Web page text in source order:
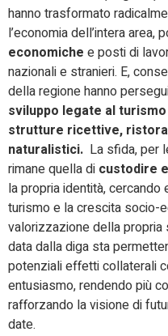
hanno trasformato
l’economia dell’intera area,
economiche e posti di
nazionali e stranieri. E,
della regione hanno
sviluppo legate al
strutture ricettive,
naturalistici. La sfida, per
rimane quella di custodire
la propria identità,
turismo e la crescita socio-
valorizzazione della
data dalla diga sta
potenziali effetti collaterali
entusiasmo, rendendo più
rafforzando la visione di
date.